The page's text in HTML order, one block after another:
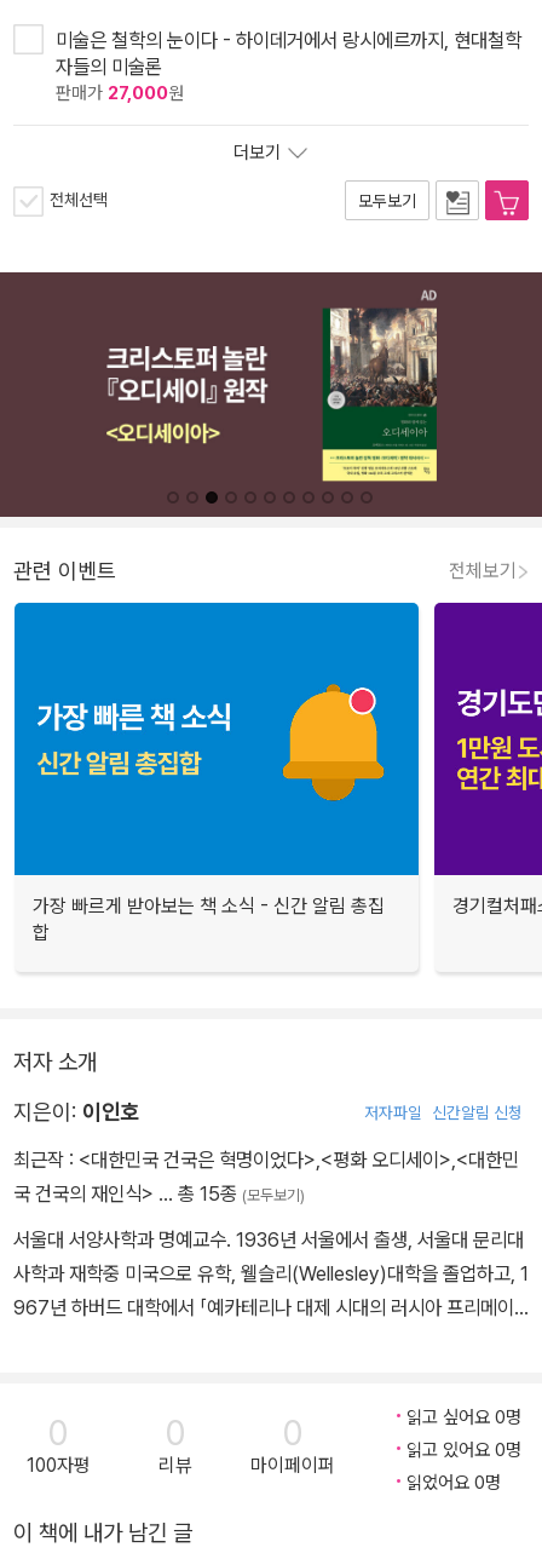
미술은 철학의 눈이다 - 하이데거에서 랑시에르까지, 현대철학
자들의 미술론
판매가 27,000원
더보기
전체선택 모두보기
관련 이벤트 전체보기
가장 빠르게 받아보는 책 소식 - 신간 알림 총집
합
경기컬처
저자 소개
지은이: 이인호 저자파일 신간알림 신청
최근작 : <대한민국 건국은 혁명이었다>,<평화 오디세이>,<대한민
국 건국의 재인식> … 총 15종 (모두보기)
서울대 서양사학과 명예교수. 1936년 서울에서 출생, 서울대 문리대
사학과 재학중 미국으로 유학, 웰슬리(Wellesley)대학을 졸업하고, 1
967년 하버드 대학에서 「예카테리나 대제 시대의 러시아 프리메이
려대 사학과 교수에 부임했다. 1979년부터 서울대 서양사학과로 옮
긴 후 서울대 러시아연구소를 창립했고, 한국슬라브학회와 한국서양
사학회장을 역임했다. 『지식인과 역사의식』, 『러시아 지성사 연구』
낸 바 있다. 한국 최초의 여성 대사로서 주 핀란드 대사와 주 러시아
0
100자평
0
리뷰
0
마이페이퍼
읽고 싶어요 0명
읽고 있어요 0명
읽었어요 0명
이 책에 내가 남긴 글